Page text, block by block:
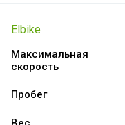
Elbike
Максимальная
скорость
Пробег